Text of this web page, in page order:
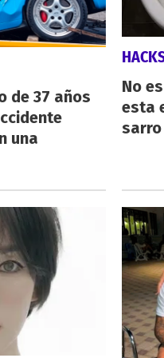
de 37 años
una
No
esta